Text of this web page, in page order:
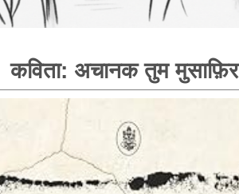
कविता: अचानक तुम मुसाफ़िर